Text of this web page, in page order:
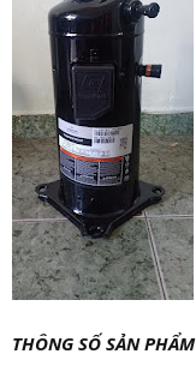
THÔNG SỐ SẢN PHẨM